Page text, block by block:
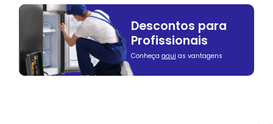
Descontos para
Profissionais
Conheça aqui as vantagens